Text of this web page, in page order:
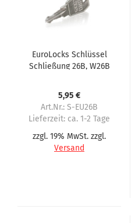
EuroLocks Schlüssel
Schließung 26B, W26B
5,95 €
Art.Nr.: S-EU26B
Lieferzeit: ca. 1-2 Tage
zzgl. 19% MwSt. zzgl.
Versand